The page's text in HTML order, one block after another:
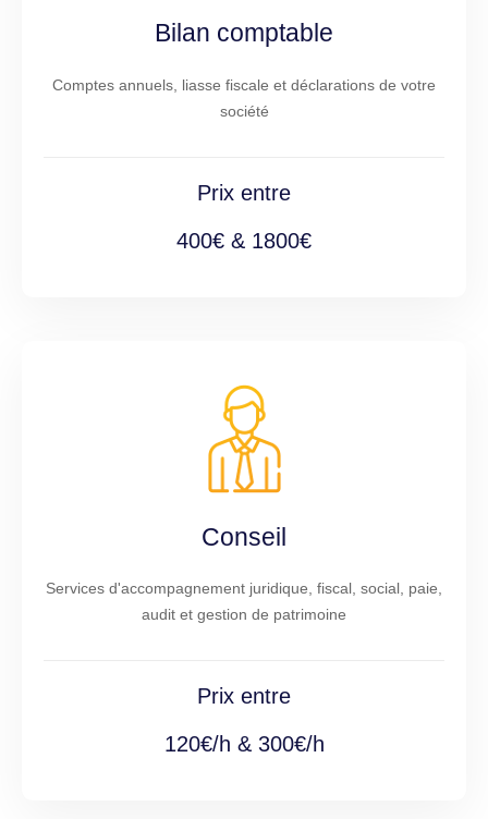
Bilan comptable
Comptes annuels, liasse fiscale et déclarations de votre
société
Prix entre
400€ & 1800€
Conseil
Services d'accompagnement juridique, fiscal, social, paie,
audit et gestion de patrimoine
Prix entre
120€/h & 300€/h